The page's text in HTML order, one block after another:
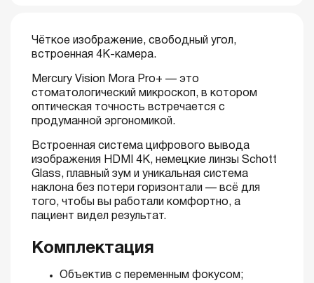
Чёткое изображение, свободный угол,
встроенная 4K-камера.
Mercury Vision Mora Pro+ — это
стоматологический микроскоп, в котором
оптическая точность встречается с
продуманной эргономикой.
Встроенная система цифрового вывода
изображения HDMI 4K, немецкие линзы Schott
Glass, плавный зум и уникальная система
наклона без потери горизонтали — всё для
того, чтобы вы работали комфортно, а
пациент видел результат.
Комплектация
Объектив с переменным фокусом;